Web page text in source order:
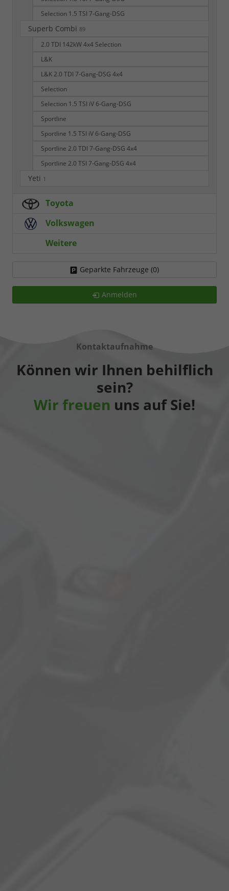
Selection 1.5 TSI 7-Gang-DSG
Superb Combi 89
2.0 TDI 142kW 4x4 Selection
L&K
L&K 2.0 TDI 7-Gang-DSG 4x4
Selection
Selection 1.5 TSI iV 6-Gang-DSG
Sportline
Sportline 1.5 TSI iV 6-Gang-DSG
Sportline 2.0 TDI 7-Gang-DSG 4x4
Sportline 2.0 TSI 7-Gang-DSG 4x4
Yeti 1
Toyota
Volkswagen
Weitere
Geparkte Fahrzeuge (0)
Anmelden
Kontaktaufnahme
Können wir Ihnen behilflich
sein?
Wir freuen uns auf Sie!